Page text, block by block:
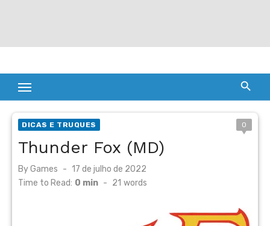
DICAS E TRUQUES 0
Thunder Fox (MD)
ByGames
Posted
on
17 de julho de 2022
Time to Read: 0 min - 21 words